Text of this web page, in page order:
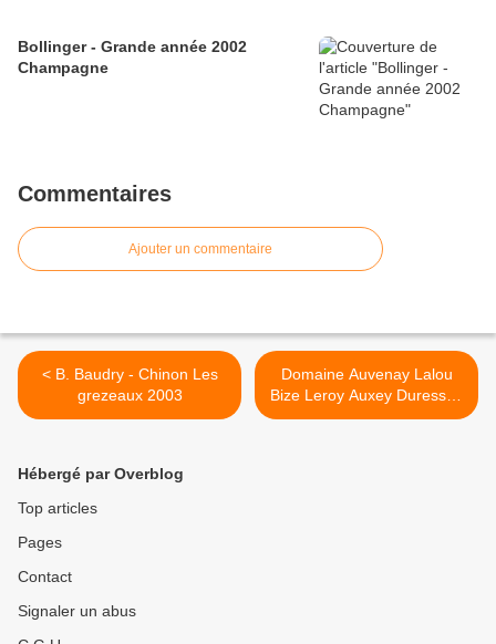
Bollinger - Grande année 2002
Champagne
Commentaires
Ajouter un commentaire
< B. Baudry - Chinon Les
grezeaux 2003
Domaine Auvenay Lalou
Bize Leroy Auxey Duresses
les clous 2001 >
Hébergé par Overblog
Top articles
Pages
Contact
Signaler un abus